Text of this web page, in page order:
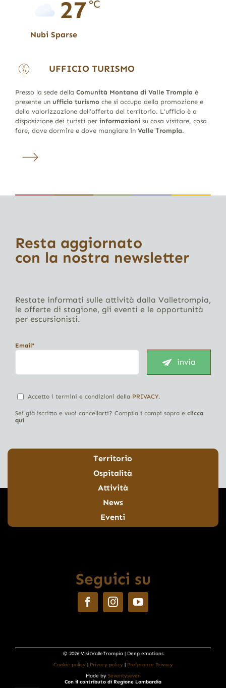
27 °C
Nubi Sparse
UFFICIO TURISMO
Presso la sede della Comunità Montana di Valle Trompia è
presente un ufficio turismoche si occupa della promozione e
della valorizzazione dell’offerta del territorio. L’ufficio è a
disposizione dei turisti per informazionisu cosa visitare, cosa
fare, dove dormire e dove mangiare in Valle Trompia.
Resta aggiornato
con la nostra newsletter
Restate informati sulle attività dalla Valletrompia,
le offerte di stagione, gli eventi e le opportunità
per escursionisti.
Email*
invia
Accetto i termini e condizioni della PRIVACY.
Sei già iscritto e vuoi cancellarti? Compila i campi sopra e clicca
qui
Territorio
Ospitalità
Attività
News
Eventi
Seguici su
© 2026 VisitValleTrompia | Deep emotions
Cookie policy | Privacy policy | Preferenze Privacy
Made by Seventyseven
Con il contributo di Regione Lombardia